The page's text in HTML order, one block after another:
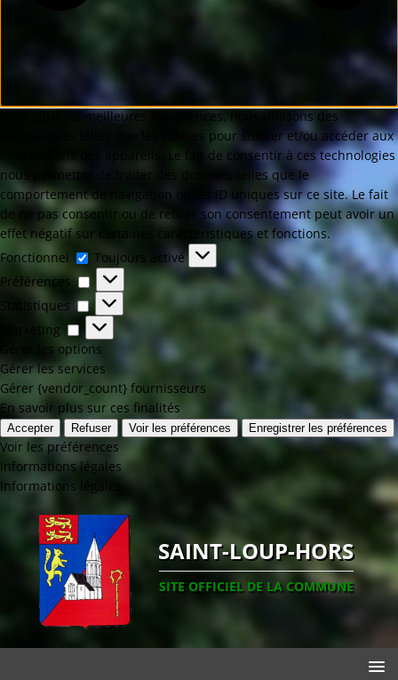
Pour offrir les meilleures expériences, nous utilisons des
technologies telles que les cookies pour stocker et/ou accéder aux
informations des appareils. Le fait de consentir à ces technologies
nous permettra de traiter des données telles que le
comportement de navigation ou les ID uniques sur ce site. Le fait
de ne pas consentir ou de retirer son consentement peut avoir un
effet négatif sur certaines caractéristiques et fonctions.
Fonctionnel
Toujours activé
Préférences
Statistiques
Marketing
Gérer les options
Gérer les services
Gérer {vendor_count} fournisseurs
En savoir plus sur ces finalités
Accepter Refuser Voir les préférences Enregistrer les préférences
Voir les préférences
Informations légales
Informations légales
SAINT-LOUP-HORS
SITE OFFICIEL DE LA COMMUNE